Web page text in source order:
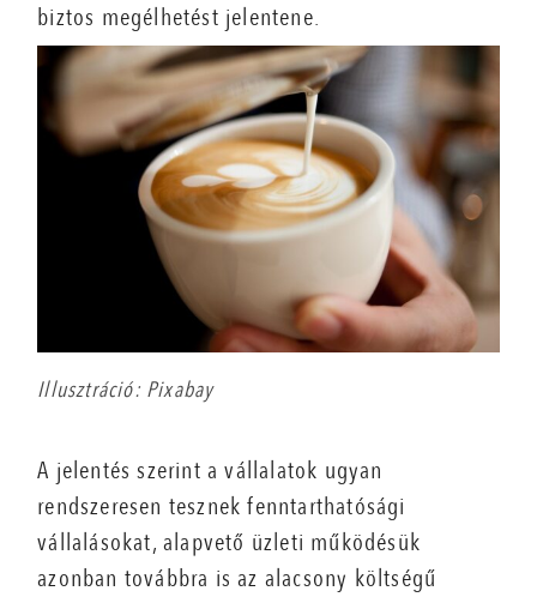
biztos megélhetést jelentene.
Illusztráció: Pixabay
A jelentés szerint a vállalatok ugyan
rendszeresen tesznek fenntarthatósági
vállalásokat, alapvető üzleti működésük
azonban továbbra is az alacsony költségű